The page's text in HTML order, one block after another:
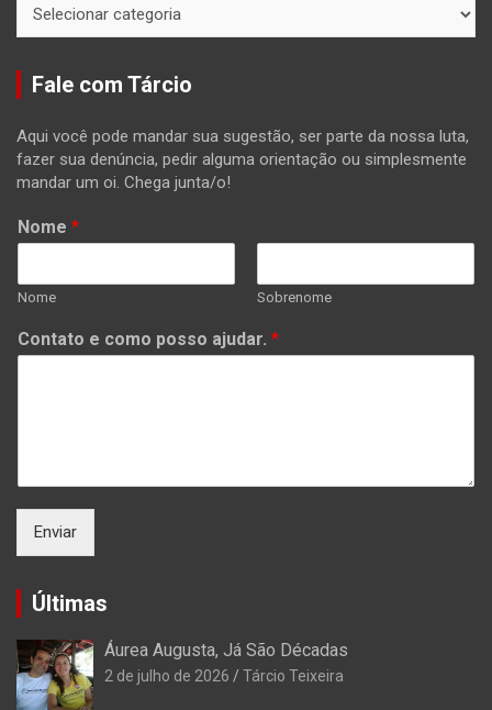
Fale com Tárcio
Aqui você pode mandar sua sugestão, ser parte da nossa luta,
fazer sua denúncia, pedir alguma orientação ou simplesmente
mandar um oi. Chega junta/o!
Nome *
Nome Sobrenome
Contato e como posso ajudar. *
Enviar
Últimas
Áurea Augusta, Já São Décadas
2 de julho de 2026 Tárcio Teixeira